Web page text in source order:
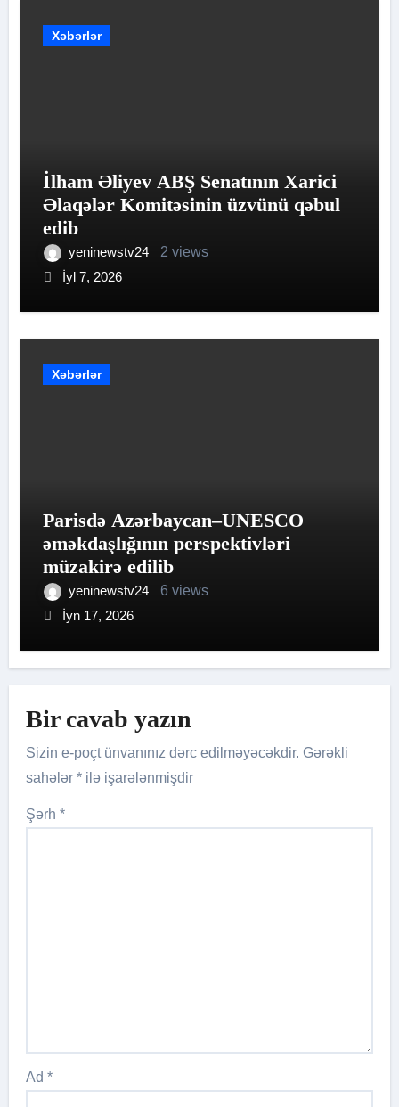
Xəbərlər
İlham Əliyev ABŞ Senatının Xarici
Əlaqələr Komitəsinin üzvünü qəbul
edib
yeninewstv24
2 views
İyl 7, 2026
Xəbərlər
Parisdə Azərbaycan–UNESCO
əməkdaşlığının perspektivləri
müzakirə edilib
yeninewstv24
6 views
İyn 17, 2026
Bir cavab yazın
Sizin e-poçt ünvanınız dərc edilməyəcəkdir. Gərəkli
sahələr* ilə işarələnmişdir
Şərh*
Ad*